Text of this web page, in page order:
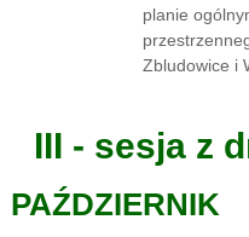
planie
Zbludowice i
III - sesja z
PAŹDZIERNIK